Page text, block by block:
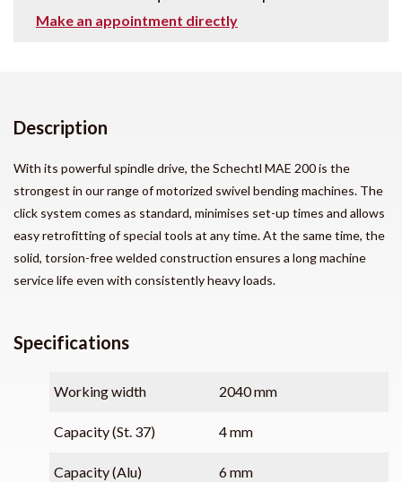
Make an appointment directly
Description
With its powerful spindle drive, the Schechtl MAE 200 is the
strongest in our range of motorized swivel bending machines. The
click system comes as standard, minimises set-up times and allows
easy retrofitting of special tools at any time. At the same time, the
solid, torsion-free welded construction ensures a long machine
service life even with consistently heavy loads.
Specifications
Working width 2040 mm
Capacity (St. 37) 4 mm
Capacity (Alu) 6 mm